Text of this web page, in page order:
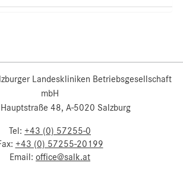
Landeskliniken Betriebsgesellschaft
mbH
48, A-5020 Salzburg
Tel: +43 (0) 57255-0
+43 (0) 57255-20199
Email: office@salk.at